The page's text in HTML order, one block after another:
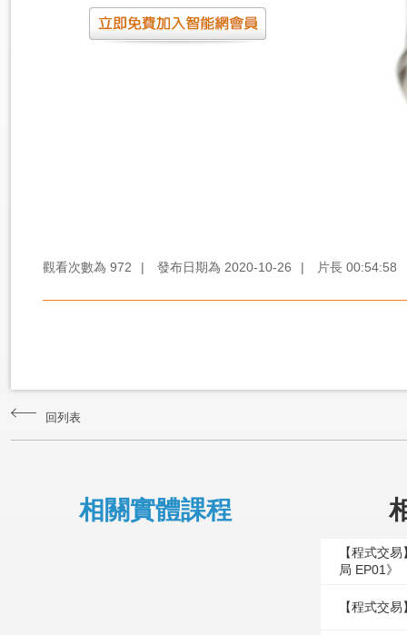
觀看次數為 972 | 發布日期為 2020-10-26 | 片長 00:54:58
回列表
相關實體課程
【程式交
局 EP01》
【程式交